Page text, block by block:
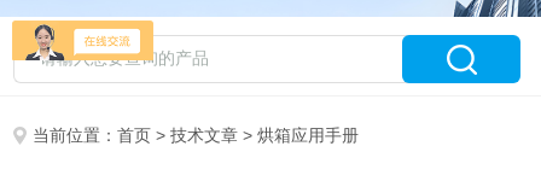
当前位置：首页 >技术文章 > 烘箱应用手册